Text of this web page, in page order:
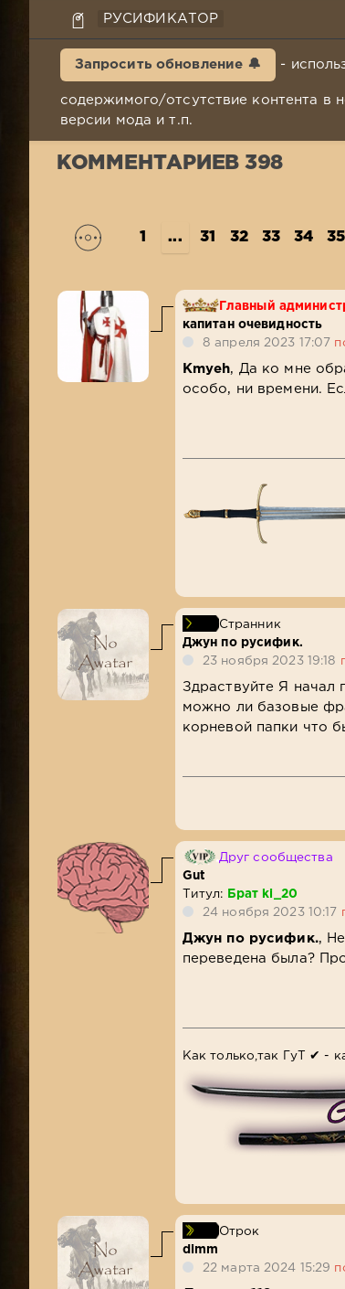
РУСИФИКАТОР
Запросить обновление 🔔 -
содержимого/отсутствие контента в
версии мода и т.п.
КОММЕНТАРИЕВ 398
1 ... 31 32 33 34 35
Главный
капитан очевидность
8 апреля 2023 17:07
Kmyeh, Да ко мне
особо, ни времени.
Странник
Джун по русифик.
23 ноября 2023 19:18
Здраствуйте Я начал
можно ли базовые
корневой папки что
Друг сообщества
Gut
Титул:
Брат ki_20
24 ноября 2023 10:17
Джун по русифик.,
переведена была?
Как только,так ГуТ ✔ -
Отрок
dimm
22 марта 2024 15:29